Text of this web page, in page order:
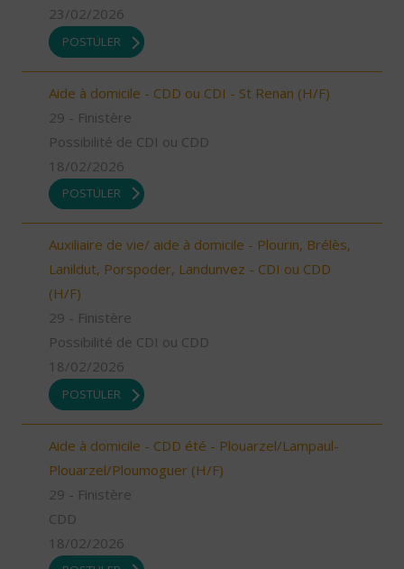
23/02/2026
POSTULER
Aide à domicile - CDD ou CDI - St Renan (H/F)
29 - Finistère
Possibilité de CDI ou CDD
18/02/2026
POSTULER
Auxiliaire de vie/ aide à domicile - Plourin, Brélès,
Lanildut, Porspoder, Landunvez - CDI ou CDD
(H/F)
29 - Finistère
Possibilité de CDI ou CDD
18/02/2026
POSTULER
Aide à domicile - CDD été - Plouarzel/Lampaul-
Plouarzel/Ploumoguer (H/F)
29 - Finistère
CDD
18/02/2026